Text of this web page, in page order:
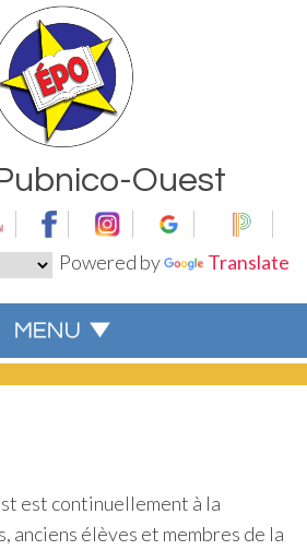
Powered by Translate
Ouest
est continuellement à la
anciens élèves et membres de la